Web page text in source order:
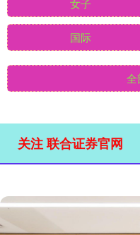
女子
国际
全
关注 联合证券官网